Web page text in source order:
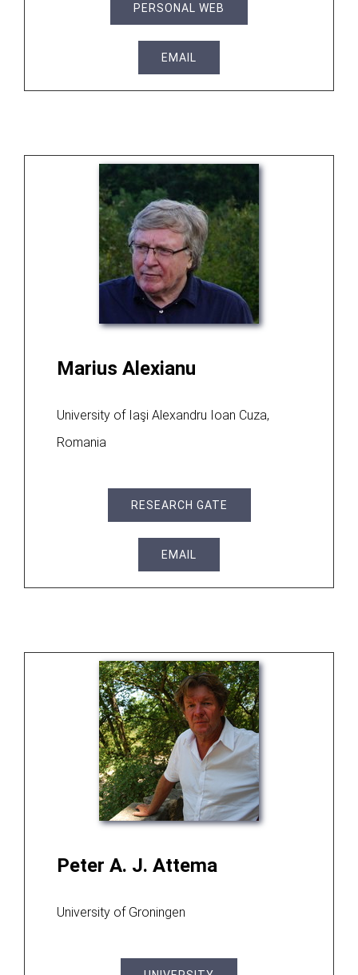
PERSONAL WEB
EMAIL
Marius Alexianu
University of Iaşi Alexandru Ioan Cuza,
Romania
RESEARCH GATE
EMAIL
Peter A. J. Attema
University of Groningen